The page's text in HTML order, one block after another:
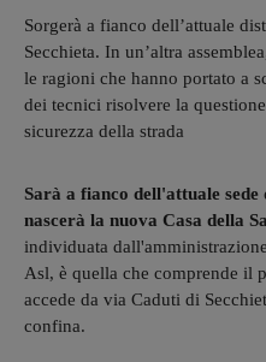
Sorgerà a fianco dell’attuale
Secchieta. In un’altra
le ragioni che hanno portato a
dei tecnici risolvere la
sicurezza della strada
Sarà a fianco dell'attuale
nascerà la nuova Casa della
individuata
Asl, è quella che comprende il
accede da via Caduti di
confina.